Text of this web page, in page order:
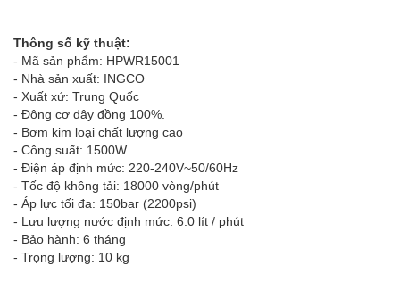
Thông số kỹ thuật:
- Mã sản phẩm: HPWR15001
- Nhà sản xuất: INGCO
- Xuất xứ: Trung Quốc
- Động cơ dây đồng 100%.
- Bơm kim loại chất lượng cao
- Công suất: 1500W
- Điện áp định mức: 220-240V~50/60Hz
- Tốc độ không tải: 18000 vòng/phút
- Áp lực tối đa: 150bar (2200psi)
- Lưu lượng nước định mức: 6.0 lít / phút
- Bảo hành: 6 tháng
- Trọng lượng: 10 kg